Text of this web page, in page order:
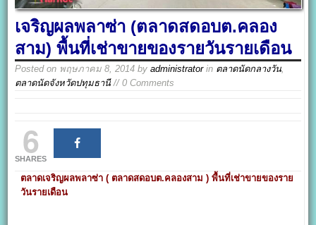
เจริญผลพลาซ่า (ตลาดสดอบต.คลอง
สาม) พื้นที่เช่าขายของรายวันรายเดือน
Posted on พฤษภาคม 8, 2014 byadministratorin ตลาดนัดกลางวัน,
ตลาดนัดจังหวัดปทุมธานี// 0 Comments
6
SHARES
ตลาดเจริญผลพลาซ่า ( ตลาดสดอบต.คลองสาม ) พื้นที่เช่าขายของราย
วันรายเดือน